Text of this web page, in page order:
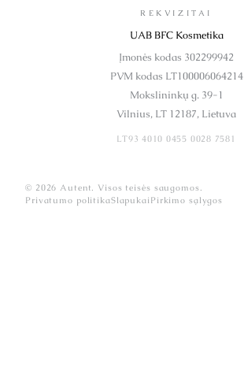
REKVIZITAI
UAB BFC Kosmetika
Įmonės kodas 302299942
PVM kodas LT100006064214
Mokslininkų g. 39-1
Vilnius, LT 12187, Lietuva
LT93 4010 0455 0028 7581
© 2026 Autent. Visos teisės saugomos.
Privatumo politikaSlapukaiPirkimo sąlygos